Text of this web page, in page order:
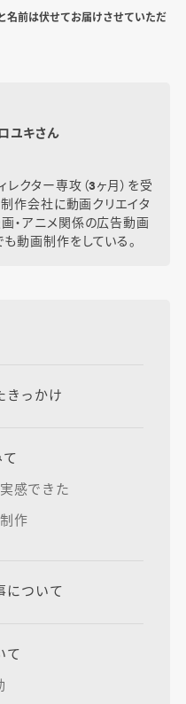
前は伏せてお届けさせていただ
ユキさん
レクター専攻（3ヶ月）を受
作会社に動画クリエイタ
・アニメ関係の広告動画
動画制作をしている。
きっかけ
感できた
作
について
て